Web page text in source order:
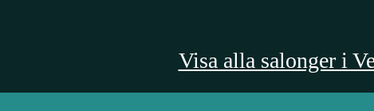
Visa alla salonger i